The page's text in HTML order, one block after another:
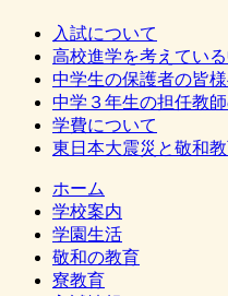
入試について
高校進学を考えてい
中学生の保護者の皆
中学３年生の担任教
学費について
東日本大震災と敬和
ホーム
学校案内
学園生活
敬和の教育
寮教育